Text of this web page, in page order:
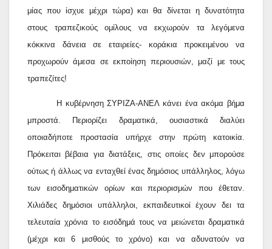
μίας που ίσχυε μέχρι τώρα) και θα δίνεται η δυνατότητα
στους τραπεζικούς ομίλους να εκχωρούν τα λεγόμενα
κόκκινα δάνεια σε εταιρείες- κοράκια προκειμένου να
προχωρούν άμεσα σε εκποίηση περιουσιών, μαζί με τους
τραπεζίτες!
Η κυβέρνηση ΣΥΡΙΖΑ-ΑΝΕΛ κάνει ένα ακόμα βήμα
μπροστά. Περιορίζει δραματικά, ουσιαστικά διαλύει
οποιαδήποτε προστασία υπήρχε στην πρώτη κατοικία.
Πρόκειται βέβαια για διατάξεις, στις οποίες δεν μπορούσε
ούτως ή άλλως να ενταχθεί ένας δημόσιος υπάλληλος, λόγω
των εισοδηματικών ορίων και περιορισμών που έθεταν.
Χιλιάδες δημόσιοι υπάλληλοι, εκπαιδευτικοί έχουν δει τα
τελευταία χρόνια το εισόδημά τους να μειώνεται δραματικά
(μέχρι και 6 μισθούς το χρόνο) και να αδυνατούν να